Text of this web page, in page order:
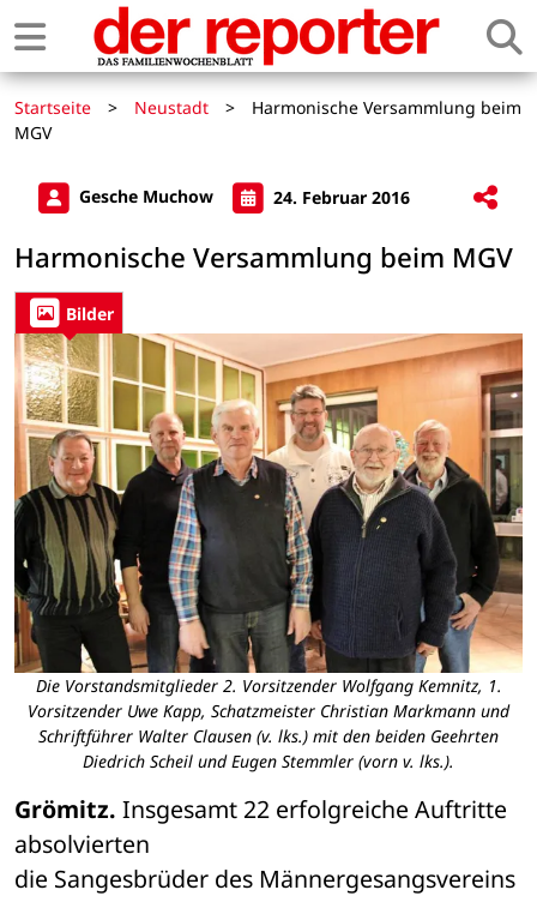
Startseite > Neustadt >
Harmonische Versammlung beim
MGV
Gesche Muchow 24. Februar 2016
Harmonische Versammlung beim MGV
Bilder
Die Vorstandsmitglieder 2. Vorsitzender Wolfgang Kemnitz, 1.
Vorsitzender Uwe Kapp, Schatzmeister Christian Markmann und
Schriftführer Walter Clausen (v. lks.) mit den beiden Geehrten
Diedrich Scheil und Eugen Stemmler (vorn v. lks.).
Grömitz. Insgesamt 22 erfolgreiche Auftritte
absolvierten
die Sangesbrüder des Männergesangsvereins